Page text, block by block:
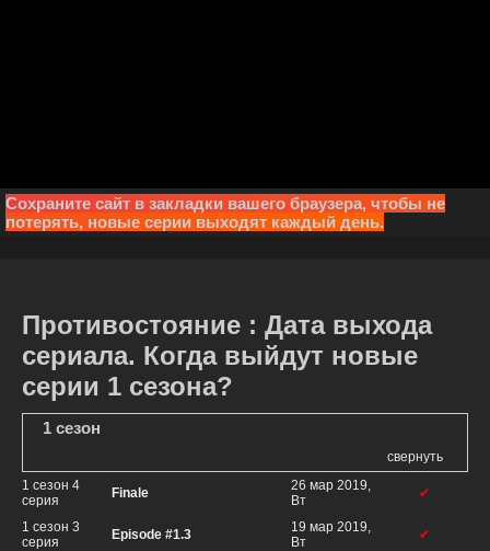
Сохраните сайт в закладки вашего браузера, чтобы не
потерять, новые серии выходят каждый день.
Противостояние : Дата выхода
сериала. Когда выйдут новые
серии 1 сезона?
1 сезон
свернуть
1 сезон 4
серия
Finale
26 мар 2019,
Вт
✔
1 сезон 3
серия
Episode #1.3
19 мар 2019,
Вт
✔